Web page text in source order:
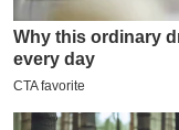
6
क्रा
इ
म